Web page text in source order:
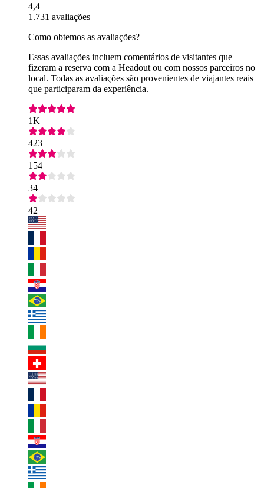
4,4
1.731 avaliações
Como obtemos as avaliações?
Essas avaliações incluem comentários de visitantes que
fizeram a reserva com a Headout ou com nossos parceiros no
local. Todas as avaliações são provenientes de viajantes reais
que participaram da experiência.
1K
423
154
34
42